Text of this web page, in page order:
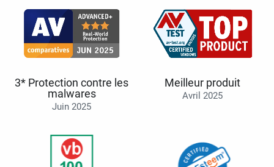
3* Protection contre les
malwares
Juin 2025
Meilleur produit
Avril 2025